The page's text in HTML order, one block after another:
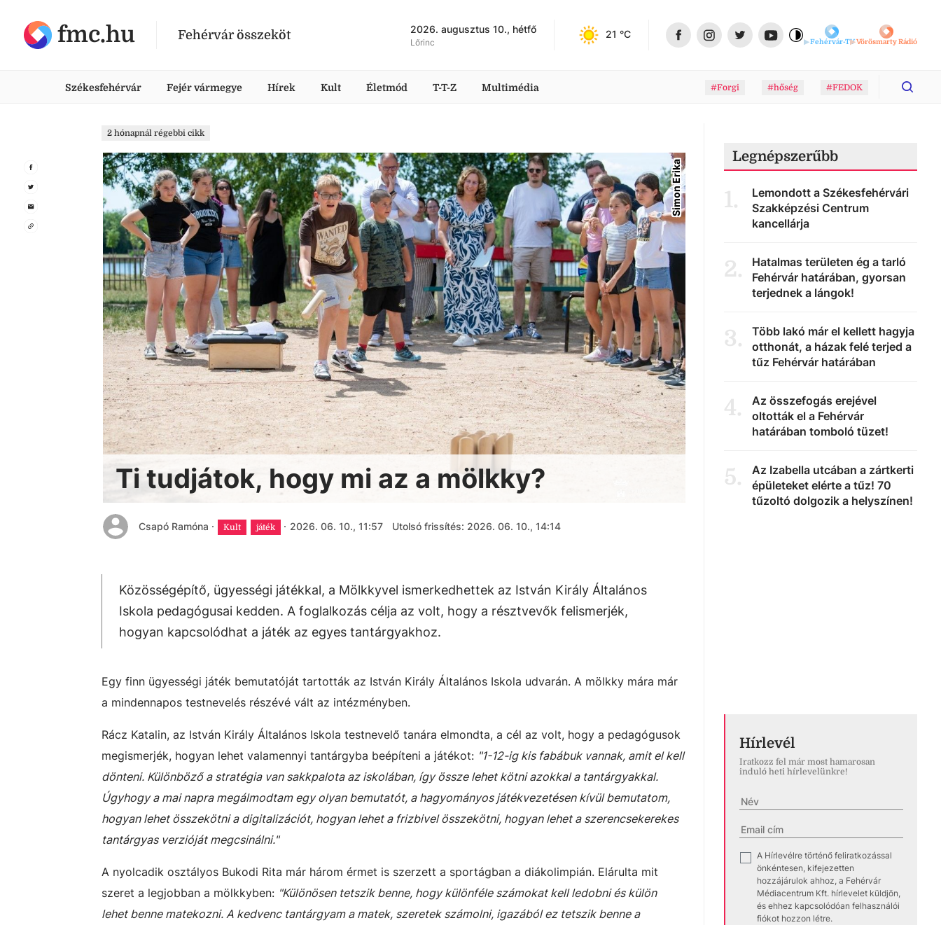
fmc.hu Fehérvár összeköt 2026. augusztus 10., hétfő
Lőrinc
21 °C
Fehérvár-TVVörösmarty Rádió
Székesfehérvár Fejér vármegye Hírek Kult Életmód T-T-Z Multimédia #Forgi #hőség #FEDOK
2 hónapnál régebbi cikk
Simon Erika
Ti tudjátok, hogy mi az a mölkky?
Csapó Ramóna · Kult játék · 2026. 06. 10., 11:57 Utolsó frissítés: 2026. 06. 10., 14:14
Közösségépítő, ügyességi játékkal, a Mölkkyvel ismerkedhettek az István Király Általános
Iskola pedagógusai kedden. A foglalkozás célja az volt, hogy a résztvevők felismerjék,
hogyan kapcsolódhat a játék az egyes tantárgyakhoz.
Egy finn ügyességi játék bemutatóját tartották az István Király Általános Iskola udvarán. A mölkky mára már
a mindennapos testnevelés részévé vált az intézményben.
Rácz Katalin, az István Király Általános Iskola testnevelő tanára elmondta, a cél az volt, hogy a pedagógusok
megismerjék, hogyan lehet valamennyi tantárgyba beépíteni a játékot: "1-12-ig kis fabábuk vannak, amit el kell
dönteni. Különböző a stratégia van sakkpalota az iskolában, így össze lehet kötni azokkal a tantárgyakkal.
Úgyhogy a mai napra megálmodtam egy olyan bemutatót, a hagyományos játékvezetésen kívül bemutatom,
hogyan lehet összekötni a digitalizációt, hogyan lehet a frizbivel összekötni, hogyan lehet a szerencsekerekes
tantárgyas verzióját megcsinálni."
A nyolcadik osztályos Bukodi Rita már három érmet is szerzett a sportágban a diákolimpián. Elárulta mit
szeret a legjobban a mölkkyben: "Különösen tetszik benne, hogy különféle számokat kell ledobni és külön
lehet benne matekozni. A kedvenc tantárgyam a matek, szeretek számolni, igazából ez tetszik benne a
Legnépszerűbb
1.
Lemondott a Székesfehérvári
Szakképzési Centrum
kancellárja
2.
Hatalmas területen ég a tarló
Fehérvár határában, gyorsan
terjednek a lángok!
3.
Több lakó már el kellett hagyja
otthonát, a házak felé terjed a
tűz Fehérvár határában
4.
Az összefogás erejével
oltották el a Fehérvár
határában tomboló tüzet!
5.
Az Izabella utcában a zártkerti
épületeket elérte a tűz! 70
tűzoltó dolgozik a helyszínen!
Hírlevél
Iratkozz fel már most hamarosan
induló heti hírlevelünkre!
A Hírlevélre történő feliratkozással
önkéntesen, kifejezetten
hozzájárulok ahhoz, a Fehérvár
Médiacentrum Kft. hírlevelet küldjön,
és ehhez kapcsolódóan felhasználói
fiókot hozzon létre.